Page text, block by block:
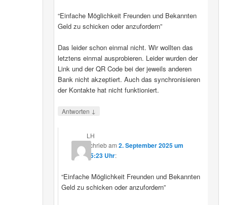
“Einfache Möglichkeit Freunden und Bekannten
Geld zu schicken oder anzufordern”
Das leider schon einmal nicht. Wir wollten das
letztens einmal ausprobieren. Leider wurden der
Link und der QR Code bei der jeweils anderen
Bank nicht akzeptiert. Auch das synchronisieren
der Kontakte hat nicht funktioniert.
Antworten ↓
LH
schriebam2. September 2025 um
15:23 Uhr:
“Einfache Möglichkeit Freunden und Bekannten
Geld zu schicken oder anzufordern”